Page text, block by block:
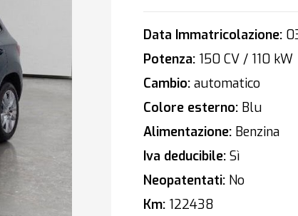
Data Immatricolazione:
Potenza:150 CV / 110 kW
Cambio:automatico
Colore esterno:Blu
Alimentazione:Benzina
Iva deducibile:Sì
Neopatentati:No
Km:122438